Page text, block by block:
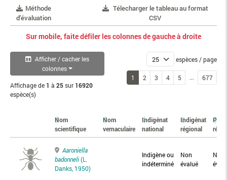
Méthode
d'évaluation
Télecharger le tableau au format
CSV
Sur mobile, faite défiler les colonnes de gauche à droite
Afficher / cacher les
colonnes
Affichage de 1 à 25sur 16920
espèce(s)
espèces / page
1 2 3 4 5 ... 677
Nom
scientifique
Nom
vernaculaire
Indigénat
national
Indigénat
régional
Aaroniella
badonneli(L.
Danks, 1950)
Indigène ou
indéterminé
Non
évalué
Non